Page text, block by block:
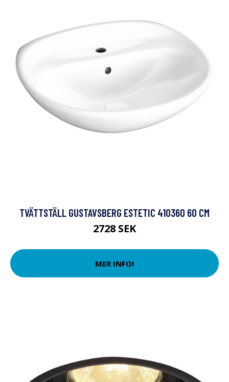
TVÄTTSTÄLL GUSTAVSBERG ESTETIC 410360 60 CM
2728 SEK
MER INFO!